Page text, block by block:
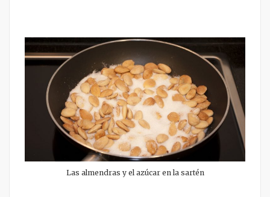
Las almendras y el azúcar en la sartén